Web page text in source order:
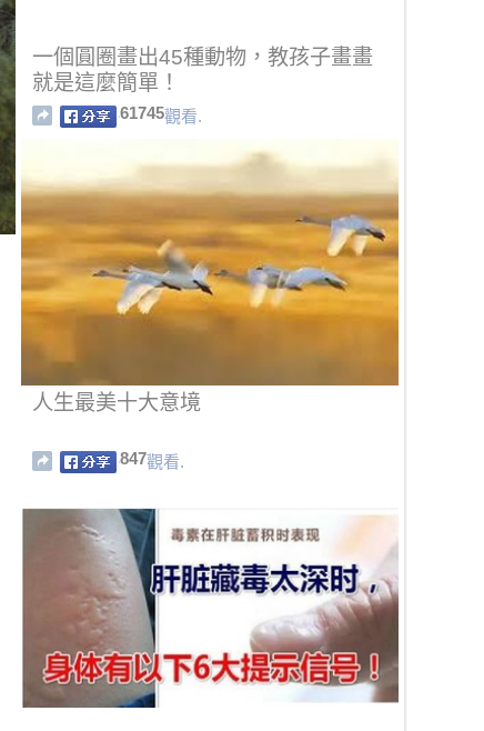
一個圓圈畫出45種動物，教孩子畫畫
就是這麼簡單！
61745觀看.
人生最美十大意境
847觀看.